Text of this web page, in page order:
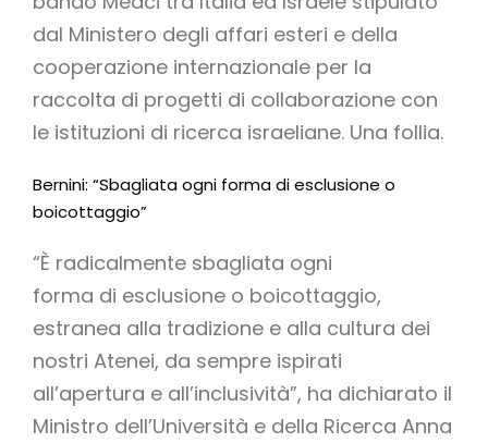
dal Ministero degli affari esteri e della
cooperazione internazionale per la
raccolta di progetti di collaborazione con
le istituzioni di ricerca israeliane. Una follia.
Bernini: “Sbagliata ogni forma di esclusione o
boicottaggio”
“È radicalmente sbagliata ogni
forma di esclusione o boicottaggio,
estranea alla tradizione e alla cultura dei
nostri Atenei, da sempre ispirati
all’apertura e all’inclusività”, ha dichiarato il
Ministro dell’Università e della Ricerca Anna